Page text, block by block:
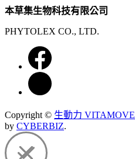
本草集生物科技有限公司
PHYTOLEX CO., LTD.
Copyright © 生動力 VITAMOVE
by CYBERBIZ.